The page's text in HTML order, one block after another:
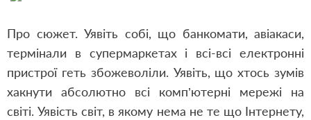
Про сюжет. Уявіть собі, що банкомати, авіакаси,
термінали в супермаркетах і всі-всі електронні
пристрої геть збожеволіли. Уявіть, що хтось зумів
хакнути абсолютно всі комп’ютерні мережі на
світі. Уявість світ, в якому нема не те що Інтернету,